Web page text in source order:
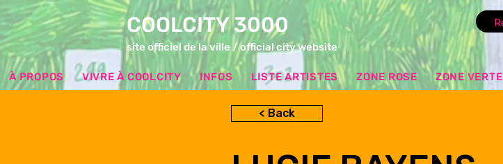
COOLCITY 3000
site officiel de la ville / official city website
À PROPOS VIVRE À COOLCITY INFOS LISTE ARTISTES ZONE ROSE ZONE VERTE
< Back